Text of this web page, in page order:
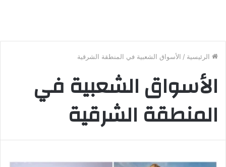
الرئيسية / الأسواق الشعبية في المنطقة الشرقية
الأسواق الشعبية في
المنطقة الشرقية